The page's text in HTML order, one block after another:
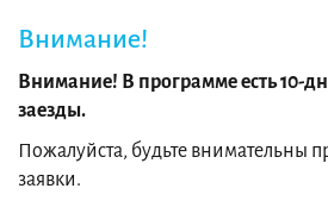
Внимание!
Внимание! В программе есть 10-
заезды.
Пожалуйста, будьте внимательны
заявки.